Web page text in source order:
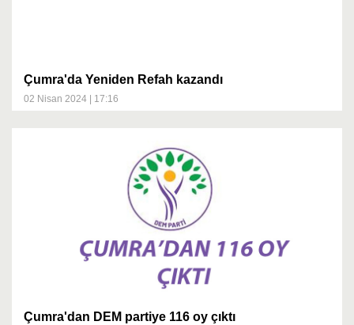
Çumra'da Yeniden Refah kazandı
02 Nisan 2024 | 17:16
Çumra'dan DEM partiye 116 oy çıktı